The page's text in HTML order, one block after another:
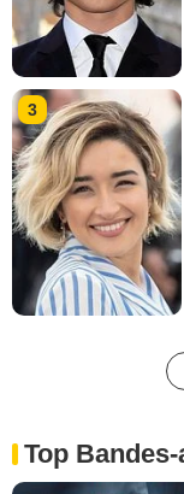
3
Top